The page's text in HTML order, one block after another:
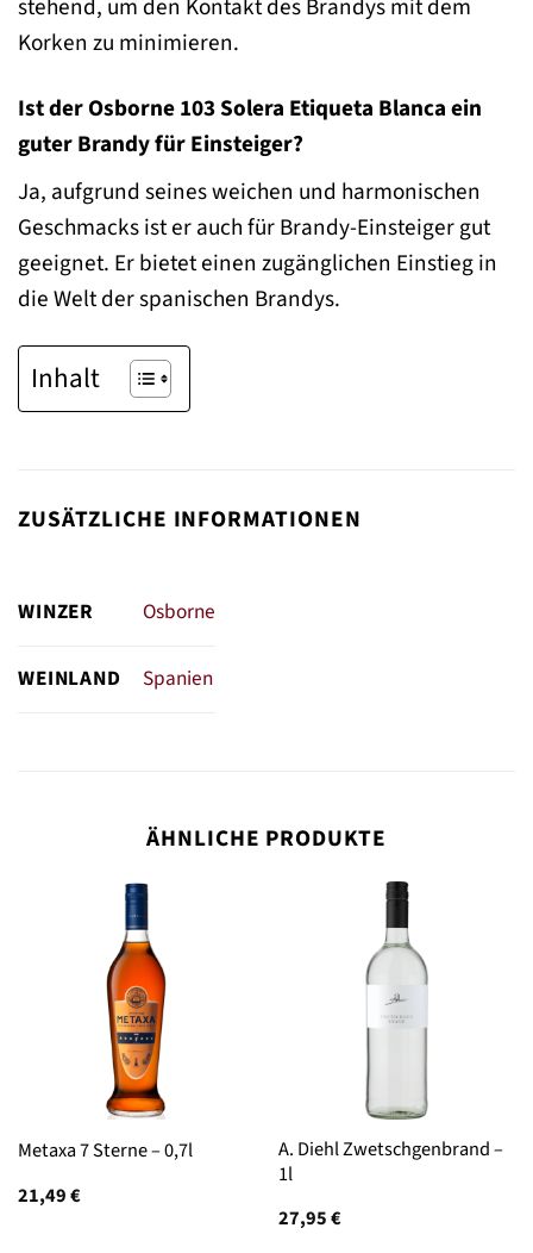
stehend, um den Kontakt des Brandys mit dem
Korken zu minimieren.
Ist der Osborne 103 Solera Etiqueta Blanca ein
guter Brandy für Einsteiger?
Ja, aufgrund seines weichen und harmonischen
Geschmacks ist er auch für Brandy-Einsteiger gut
geeignet. Er bietet einen zugänglichen Einstieg in
die Welt der spanischen Brandys.
Inhalt
ZUSÄTZLICHE INFORMATIONEN
WINZER Osborne
WEINLAND Spanien
ÄHNLICHE PRODUKTE
Metaxa 7 Sterne – 0,7l
21,49€
A. Diehl Zwetschgenbrand –
1l
27,95€